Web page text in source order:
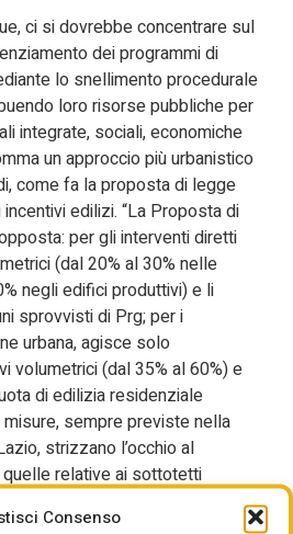
Consenso
ci si dovrebbe concentrare sul
dei programmi di
lo snellimento procedurale
loro risorse pubbliche per
integrate, sociali, economiche
un approccio più urbanistico
come fa la proposta di legge
edilizi. “La Proposta di
per gli interventi diretti
(dal 20% al 30% nelle
negli edifici produttivi) e li
sprovvisti di Prg; per i
urbana, agisce solo
volumetrici (dal 35% al 60%) e
di edilizia residenziale
sempre previste nella
strizzano l’occhio al
quelle relative ai sottotetti